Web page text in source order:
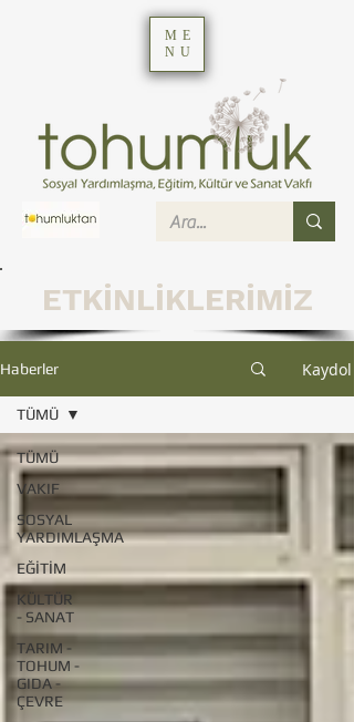
ME
NU
ETKİNLİKLERİMİZ
Haberler Kaydol
TÜMÜ
VAKIF
SOSYAL
YARDIMLAŞMA
EĞİTİM
KÜLTÜR
- SANAT
TARIM -
TOHUM -
GIDA -
ÇEVRE
TÜMÜ